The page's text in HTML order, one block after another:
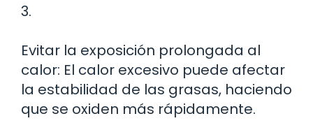
3.
Evitar la exposición prolongada al
calor: El calor excesivo puede afectar
la estabilidad de las grasas, haciendo
que se oxiden más rápidamente.